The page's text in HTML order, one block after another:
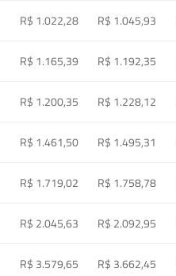
R$ 1.022,28 R$ 1.045,93
R$ 1.165,39 R$ 1.192,35
R$ 1.200,35 R$ 1.228,12
R$ 1.461,50 R$ 1.495,31
R$ 1.719,02 R$ 1.758,78
R$ 2.045,63 R$ 2.092,95
R$ 3.579,65 R$ 3.662,45